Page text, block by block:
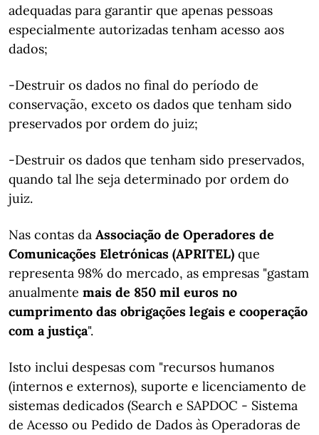
adequadas para garantir que apenas pessoas
especialmente autorizadas tenham acesso aos
dados;
-Destruir os dados no final do período de
conservação, exceto os dados que tenham sido
preservados por ordem do juiz;
-Destruir os dados que tenham sido preservados,
quando tal lhe seja determinado por ordem do
juiz.
Nas contas da Associação de Operadores de
Comunicações Eletrónicas (APRITEL) que
representa 98% do mercado, as empresas "gastam
anualmente mais de 850 mil euros no
cumprimento das obrigações legais e cooperação
com a justiça".
Isto inclui despesas com "recursos humanos
(internos e externos), suporte e licenciamento de
sistemas dedicados (Search e SAPDOC - Sistema
de Acesso ou Pedido de Dados às Operadoras de